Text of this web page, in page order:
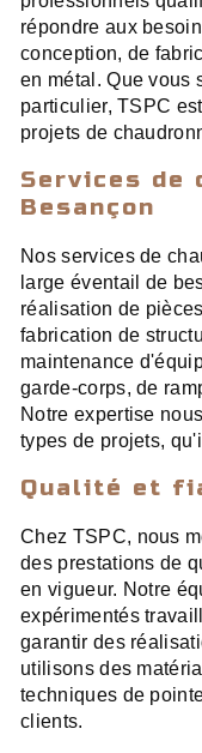
répondre aux
conception, de
en métal. Que vous
particulier, TSPC
projets de
Services de
Besançon
Nos services de
large éventail de
réalisation de
fabrication de
maintenance
garde-corps, de
Notre expertise
types de projets,
Qualité et
Chez TSPC, nous
des prestations de
en vigueur. Notre
expérimentés
garantir des
utilisons des
techniques de
clients.